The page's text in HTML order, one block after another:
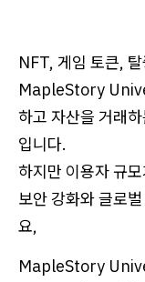
NFT, 게임 토큰,
MapleStory
하고 자산을 거래
입니다.
하지만 이용자 규
보안 강화와 글로
요,
MapleStory